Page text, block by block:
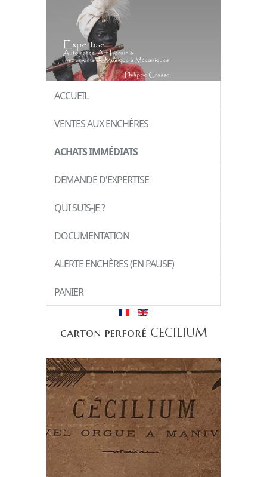
ACCUEIL
VENTES AUX ENCHÈRES
ACHATS IMMÉDIATS
DEMANDE D'EXPERTISE
QUI SUIS-JE ?
DOCUMENTATION
ALERTE ENCHÈRES (EN PAUSE)
PANIER
carton perforé CECILIUM